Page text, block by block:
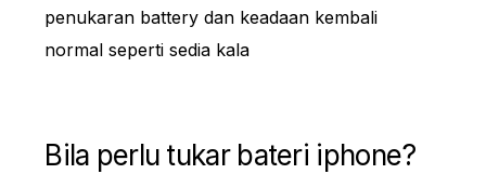
penukaran battery dan keadaan kembali
normal seperti sedia kala
Bila perlu tukar bateri iphone?